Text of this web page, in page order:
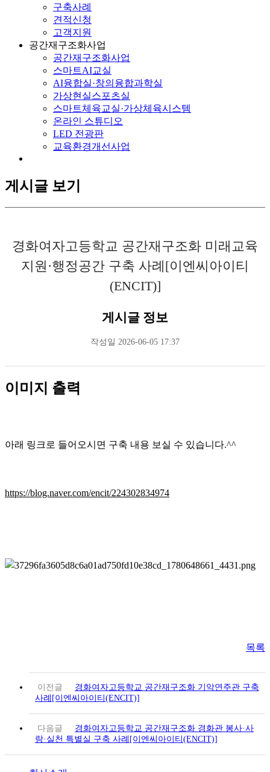
구축사례
견적신청
고객지원
공간재구조화사업
공간재구조화사업
스마트AI교실
AI융합실·창의융합과학실
가상현실스포츠실
스마트체육교실·가상체육시스템
온라인 스튜디오
LED 전광판
교육환경개선사업
게시글 보기
경화여자고등학교 공간재구조화 미래교육
지원·행정공간 구축 사례[이엔씨아이티
(ENCIT)]
게시글 정보
작성일 2026-06-05 17:37
이미지 출력
아래 링크로 들어오시면 구축 내용 보실 수 있습니다.^^
https://blog.naver.com/encit/224302834974
목록
이전글
경화여자고등학교 공간재구조화 기악연주관 구축
사례[이엔씨아이티(ENCIT)]
다음글
경화여자고등학교 공간재구조화 경화관 봉사·사
랑·실천 특별실 구축 사례[이엔씨아이티(ENCIT)]